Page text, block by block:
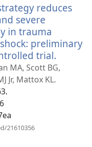
reduces
severe
in trauma
preliminary
trial.
uue
MA, Scott BG,
Jr, Mattox KL.
21610356